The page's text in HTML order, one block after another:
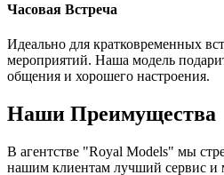
Часовая Встреча
Идеально для кратковременных
мероприятий. Наша модель
общения и хорошего настроения.
Наши Преимущества
В агентстве "Royal Models" мы
нашим клиентам лучший сервис и